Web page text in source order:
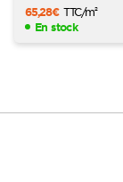
65,28€ TTC/m2
En stock